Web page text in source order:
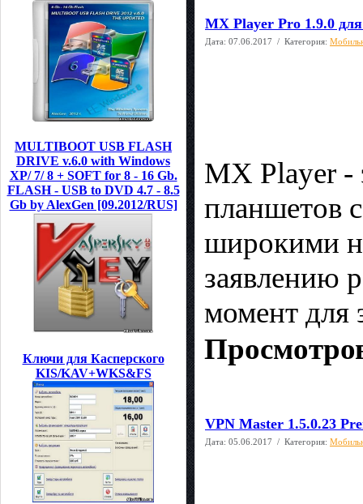
MULTIBOOT USB FLASH
DRIVE v.6.0 with Windows
XP/ 7/ 8 + SOFT for 8 - 16 Gb.
FLASH - USB to DVD 4.7 - 8.5
Gb by AlexGen [09.2012/RUS]
Ключи для Касперского
KIS/KAV+WKS&FS
MX Player Pro 1.9.0
Дата: 07.06.2017 / Категория:
MX Player -
планшетов
широкими
заявлению
момент для
VPN Master 1.5.0.23
Дата: 05.06.2017 / Категория: